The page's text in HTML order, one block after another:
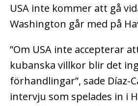
USA inte kommer att gå
Washington går med på
”Om USA inte accepterar
kubanska villkor blir det
förhandlingar”, sade Díaz-
intervju som spelades in i